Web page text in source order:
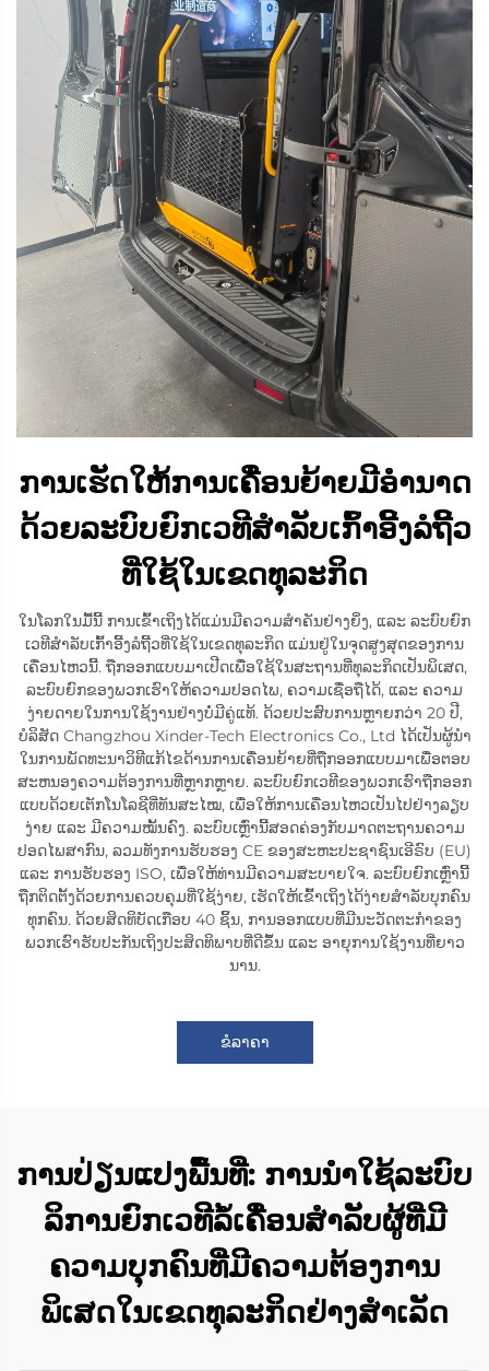
ການເຮັດໃຫ້ການເຄື່ອນຍ້າຍມີອຳນາດ
ດ້ວຍລະບົບຍົກເວທີສຳລັບເກົ້າອີ້ງລໍຖີ້ວ
ທີ່ໃຊ້ໃນເຂດທຸລະກິດ
ໃນໂລກໃນມື້ນີ້ ການເຂົ້າເຖິງໄດ້ແມ່ນມີຄວາມສຳຄັນຢ່າງຍິ່ງ, ແລະ ລະບົບຍົກ
ເວທີສຳລັບເກົ້າອີ້ງລໍຖີ້ວທີ່ໃຊ້ໃນເຂດທຸລະກິດ ແມ່ນຢູ່ໃນຈຸດສູງສຸດຂອງການ
ເຄື່ອນໄຫວນີ້. ຖືກອອກແບບມາເປີດເພື່ອໃຊ້ໃນສະຖານທີ່ທຸລະກິດເປັນພິເສດ,
ລະບົບຍົກຂອງພວກເຮົາໃຫ້ຄວາມປອດໄພ, ຄວາມເຊື່ອຖືໄດ້, ແລະ ຄວາມ
ງ່າຍດາຍໃນການໃຊ້ງານຢ່າງບໍ່ມີຄູ່ແທ້. ດ້ວຍປະສົບການຫຼາຍກວ່າ 20 ປີ,
ບໍລິສັດ Changzhou Xinder-Tech Electronics Co., Ltd ໄດ້ເປັນຜູ້ນຳ
ໃນການພັດທະນາວິທີແກ້ໄຂດ້ານການເຄື່ອນຍ້າຍທີ່ຖືກອອກແບບມາເພື່ອຕອບ
ສະຫນອງຄວາມຕ້ອງການທີ່ຫຼາກຫຼາຍ. ລະບົບຍົກເວທີຂອງພວກເຮົາຖືກອອກ
ແບບດ້ວຍເຕັກໂນໂລຊີທີ່ທັນສະໄໝ, ເພື່ອໃຫ້ການເຄື່ອນໄຫວເປັນໄປຢ່າງລຽບ
ງ່າຍ ແລະ ມີຄວາມໝັ້ນຄົງ. ລະບົບເຫຼົ່ານີ້ສອດຄ່ອງກັບມາດຕະຖານຄວາມ
ປອດໄພສາກົນ, ລວມທັງການຮັບຮອງ CE ຂອງສະຫະປະຊາຊົນເອີຣົບ (EU)
ແລະ ການຮັບຮອງ ISO, ເພື່ອໃຫ້ທ່ານມີຄວາມສະບາຍໃຈ. ລະບົບຍົກເຫຼົ່ານີ້
ຖືກຕິດຕັ້ງດ້ວຍການຄວບຄຸມທີ່ໃຊ້ງ່າຍ, ເຮັດໃຫ້ເຂົ້າເຖິງໄດ້ງ່າຍສຳລັບບຸກຄົນ
ທຸກຄົນ. ດ້ວຍສິດທິບັດເກືອບ 40 ຊິ້ນ, ການອອກແບບທີ່ມີນະວັດຕະກຳຂອງ
ພວກເຮົາຮັບປະກັນເຖິງປະສິດທິພາບທີ່ດີຂຶ້ນ ແລະ ອາຍຸການໃຊ້ງານທີ່ຍາວ
ນານ.
ຂໍລາຄາ
ການປ່ຽນແປງພື້ນທີ່: ການນຳໃຊ້ລະບົບ
ລິການຍົກເວທີລໍ້ເຄື່ອນສຳລັບຜູ້ທີ່ມີ
ຄວາມບຸກຄົນທີ່ມີຄວາມຕ້ອງການ
ພິເສດໃນເຂດທຸລະກິດຢ່າງສຳເລັດ